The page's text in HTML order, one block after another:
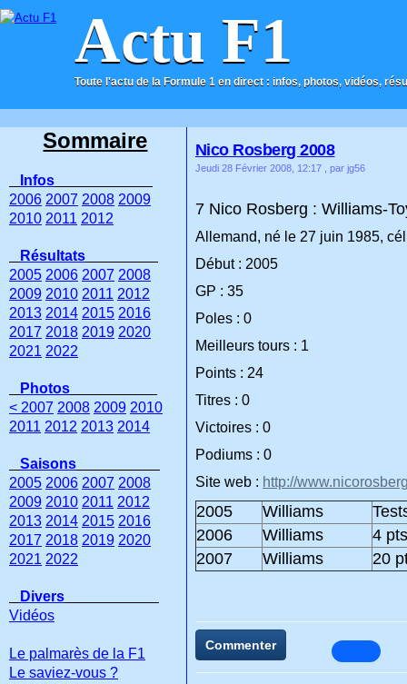
Actu F1
Toute l'actu de la Formule 1 en direct : infos, photos, vidéos,
ACCUEIL CONTACT
Nico Rosberg 2008
Jeudi 28 Février 2008, 12:17 , par jg56
7 Nico Rosberg : Williams-
Allemand, né le 27 juin 1985,
Début : 2005
GP : 35
Poles : 0
Meilleurs tours : 1
Points : 24
Titres : 0
Victoires : 0
Podiums : 0
Site web : http://
2005 Williams
2006
Williams
4
2007
Williams 20
Commenter
Sommaire
Infos
2006 2007 2008 2009
2010 2011 2012
Résultats
2005 2006 2007 2008
2009 2010 2011 2012
2013 2014 2015 2016
2017 2018 2019 2020
2021 2022
Photos
< 2007 2008 2009 2010
2011 2012 2013 2014
Saisons
2005 2006 2007 2008
2009 2010 2011 2012
2013 2014 2015 2016
2017 2018 2019 2020
2021 2022
Divers
Vidéos
Le palmarès de la F1
Le saviez-vous ?